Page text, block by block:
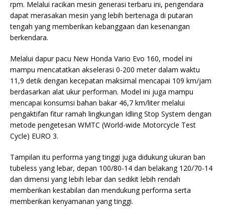
rpm. Melalui racikan mesin generasi terbaru ini, pengendara
dapat merasakan mesin yang lebih bertenaga di putaran
tengah yang memberikan kebanggaan dan kesenangan
berkendara.
Melalui dapur pacu New Honda Vario Evo 160, model ini
mampu mencatatkan akselerasi 0-200 meter dalam waktu
11,9 detik dengan kecepatan maksimal mencapai 109 km/jam
berdasarkan alat ukur performan. Model ini juga mampu
mencapai konsumsi bahan bakar 46,7 km/liter melalui
pengaktifan fitur ramah lingkungan Idling Stop System dengan
metode pengetesan WMTC (World-wide Motorcycle Test
Cycle) EURO 3.
Tampilan itu performa yang tinggi juga didukung ukuran ban
tubeless yang lebar, depan 100/80-14 dan belakang 120/70-14
dan dimensi yang lebih lebar dan sedikit lebih rendah
memberikan kestabilan dan mendukung performa serta
memberikan kenyamanan yang tinggi.